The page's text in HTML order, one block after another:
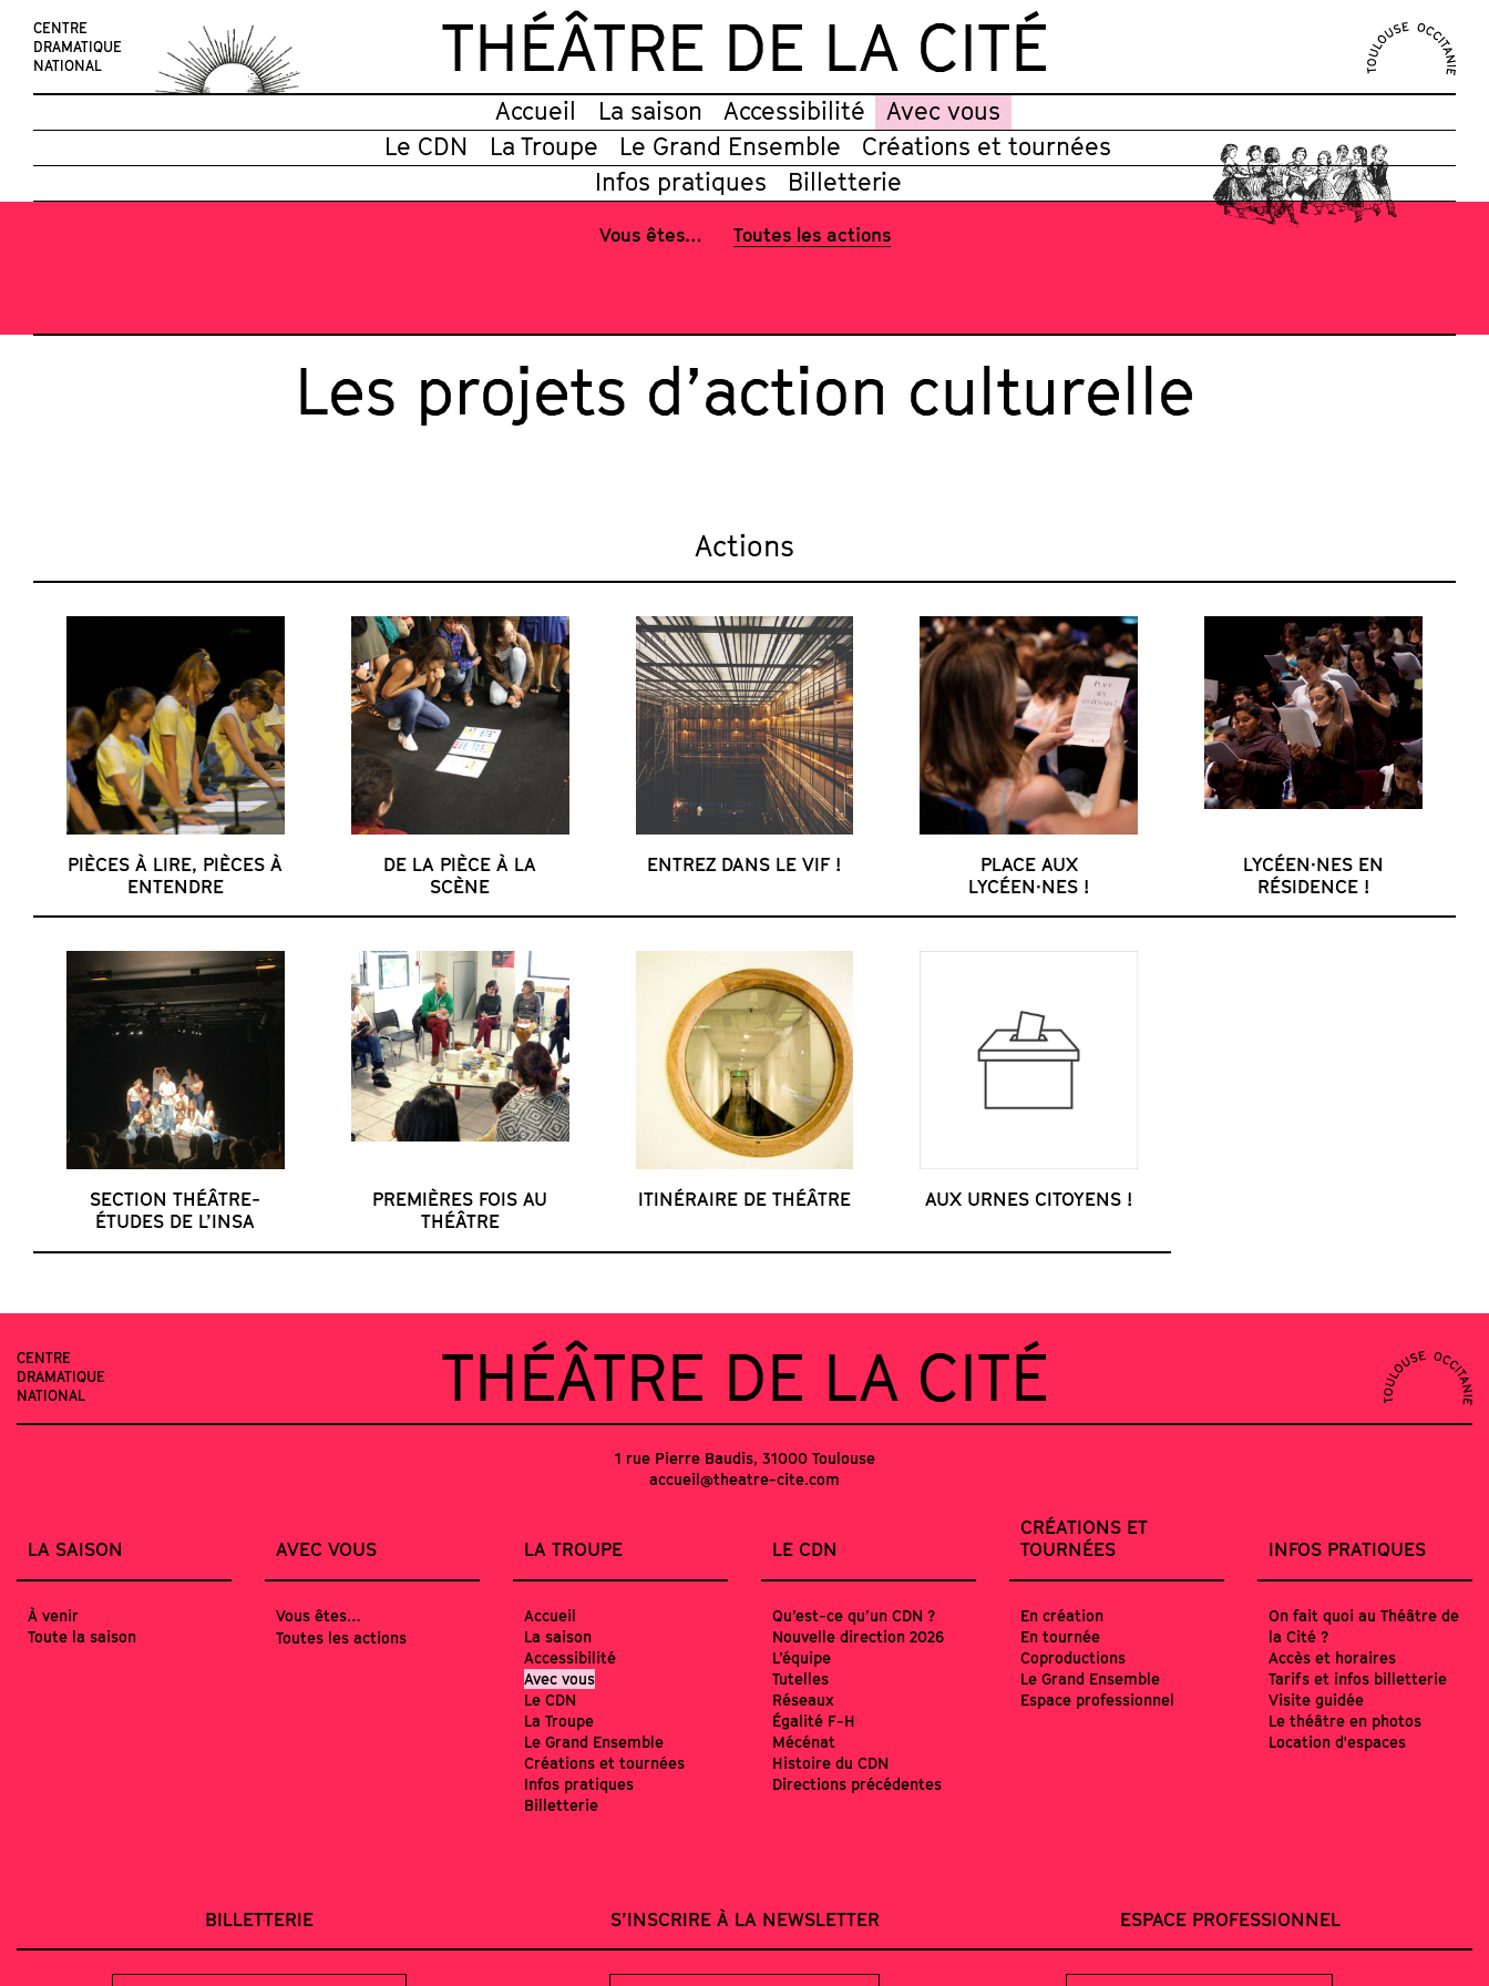
THÉÂTRE DE LA CITÉ
CENTRE
DRAMATIQUE
NATIONAL
Accueil La saison Accessibilité
Avec vous
Le CDN
La Troupe Le Grand Ensemble
Créations et tournées
Infos pratiques
Billetterie
Vous êtes… Toutes les actions
Les projets d’action culturelle
Actions
PIÈCES À LIRE, PIÈCES À
ENTENDRE
DE LA PIÈCE À LA
SCÈNE
ENTREZ DANS LE VIF !
PLACE AUX
LYCÉEN·NES !
LYCÉEN·NES EN
RÉSIDENCE !
SECTION THÉÂTRE-
ÉTUDES DE L’INSA
PREMIÈRES FOIS AU
THÉÂTRE
ITINÉRAIRE DE THÉÂTRE AUX URNES CITOYENS !
THÉÂTRE DE LA CITÉ
CENTRE
DRAMATIQUE
NATIONAL
1 rue Pierre Baudis, 31000 Toulouse
accueil@theatre-cite.com
LA SAISON AVEC VOUS LA TROUPE LE CDN
CRÉATIONS ET
TOURNÉES
INFOS PRATIQUES
À venir
Toute la saison
Vous êtes…
Toutes les actions
Accueil
La saison
Accessibilité
Avec vous
Le CDN
La Troupe
Le Grand Ensemble
Créations et tournées
Infos pratiques
Billetterie
Qu’est-ce qu’un CDN ?
Nouvelle direction 2026
L’équipe
Tutelles
Réseaux
Égalité F-H
Mécénat
Histoire du CDN
Directions précédentes
En création
En tournée
Coproductions
Le Grand Ensemble
Espace professionnel
On fait quoi au Théâtre de
la Cité ?
Accès et horaires
Tarifs et infos billetterie
Visite guidée
Le théâtre en photos
Location d'espaces
BILLETTERIE S’INSCRIRE À LA NEWSLETTER ESPACE PROFESSIONNEL